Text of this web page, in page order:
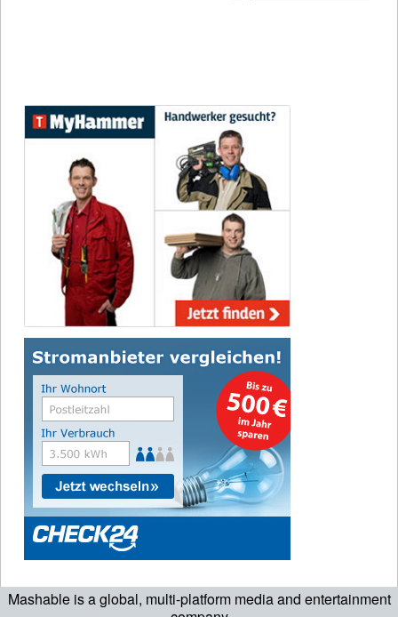
Mashable is a global, multi-platform media and entertainment